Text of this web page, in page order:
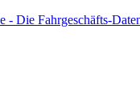
- Die Fahrgeschäfts-